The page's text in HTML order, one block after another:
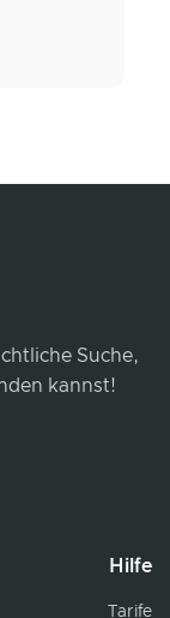
Suche,
kannst!
Hilfe
Tarife